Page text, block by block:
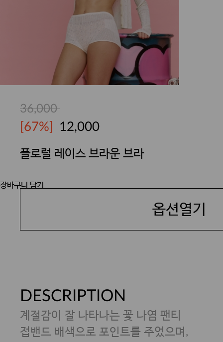
36,000
[67%] 12,000
플로럴 레이스 브라운 브라
옵션열기
DESCRIPTION
계절감이 잘 나타나는 꽃 나염 팬티
접밴드 배색으로 포인트를 주었으며,
장바구니 담기